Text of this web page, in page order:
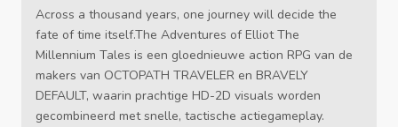
Across a thousand years, one journey will decide the
fate of time itself.The Adventures of Elliot The
Millennium Tales is een gloednieuwe action RPG van de
makers van OCTOPATH TRAVELER en BRAVELY
DEFAULT, waarin prachtige HD-2D visuals worden
gecombineerd met snelle, tactische actiegameplay.